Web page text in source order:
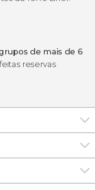
de mais de 6
reservas